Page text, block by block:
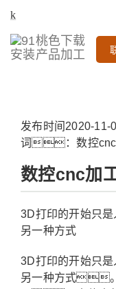
发布时间2020-
词：数控cnc
数控cnc加
3D打印的开始只
另一种方式
3D打印的开始只
另一种方式